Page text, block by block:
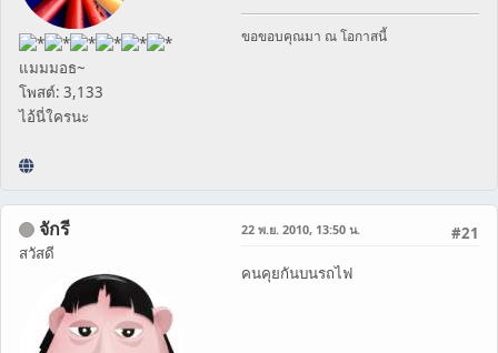
แมมมอธ~
โพสต์: 3,133
ไอ้นี่ใครนะ
ขอขอบคุณมา ณ โอกาสนี้
จักรี
สวัสดี
#21
22 พ.ย. 2010, 13:50 น.
คนคุยกันบนรถไฟ